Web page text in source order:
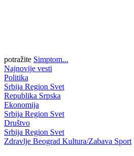
potražite Simptom...
Najnovije vesti
Politika
Srbija Region Svet
Republika Srpska
Ekonomija
Srbija Region Svet
Društvo
Srbija Region Svet
Zdravlje Beograd Kultura/Zabava Sport